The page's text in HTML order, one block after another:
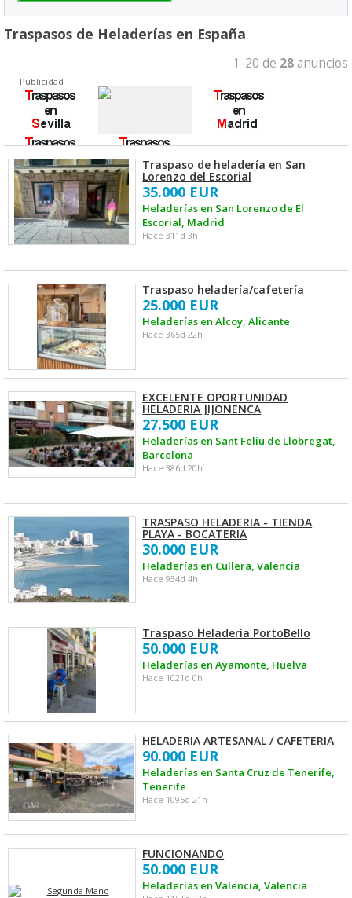
Traspasos de Heladerías en España
1-20 de 28 anuncios
Publicidad
Traspaso de heladería en San
Lorenzo del Escorial
35.000 EUR
Heladerías en San Lorenzo de El
Escorial, Madrid
Hace 311d 3h
Traspaso heladería/cafetería
25.000 EUR
Heladerías en Alcoy, Alicante
Hace 365d 22h
EXCELENTE OPORTUNIDAD
HELADERIA JIJONENCA
27.500 EUR
Heladerías en Sant Feliu de Llobregat,
Barcelona
Hace 386d 20h
TRASPASO HELADERIA - TIENDA
PLAYA - BOCATERIA
30.000 EUR
Heladerías en Cullera, Valencia
Hace 934d 4h
Traspaso Heladería PortoBello
50.000 EUR
Heladerías en Ayamonte, Huelva
Hace 1021d 0h
HELADERIA ARTESANAL / CAFETERIA
90.000 EUR
Heladerías en Santa Cruz de Tenerife,
Tenerife
Hace 1095d 21h
FUNCIONANDO
50.000 EUR
Heladerías en Valencia, Valencia